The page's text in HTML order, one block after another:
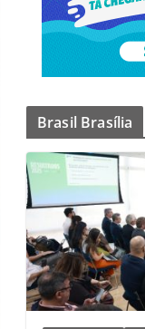
Brasil Brasília